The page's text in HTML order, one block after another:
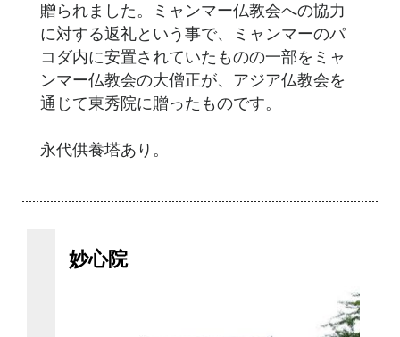
贈られました。ミャンマー仏教会への協力
に対する返礼という事で、ミャンマーのパ
コダ内に安置されていたものの一部をミャ
ンマー仏教会の大僧正が、アジア仏教会を
通じて東秀院に贈ったものです。
永代供養塔あり。
妙心院